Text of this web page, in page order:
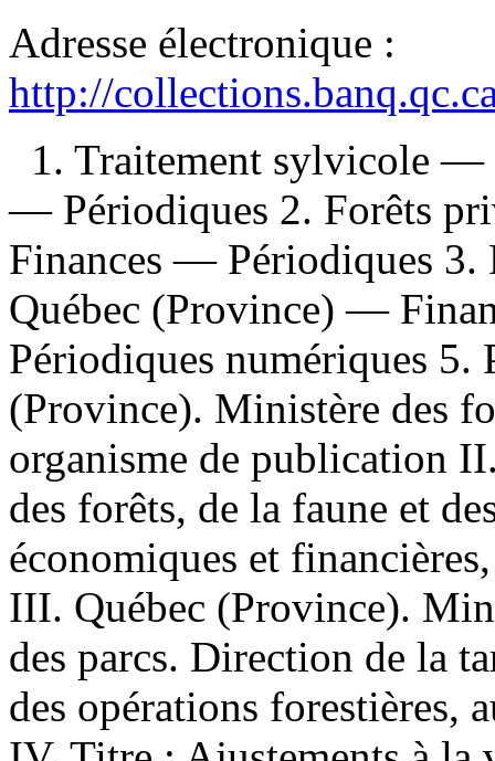
Adresse électronique :
http://
1. Traitement sylvicole —
— Périodiques 2. Forêts
Finances — Périodiques
Québec (Province) —
Périodiques numériques
(Province). Ministère des
organisme de publication
des forêts, de la faune et
économiques et
III. Québec (Province).
des parcs. Direction de la
des opérations forestières,